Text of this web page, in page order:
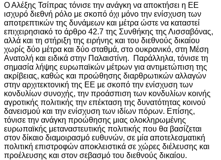
Ο Αλέξης Τσίπρας τόνισε την ανάγκη να αποκτήσει η ΕΕ
ισχυρό διεθνή ρόλο με σκοπό όχι μόνο την ενίσχυση των
αποτρεπτικών της δυνάμεων και μέτρα ώστε να καταστεί
επιχειρησιακό το άρθρο 42.7 της Συνθήκης της Λισσαβόνας,
αλλά και τη στήριξη της ειρήνης και του διεθνούς δικαίου
χωρίς δύο μέτρα και δύο σταθμά, στο ουκρανικό, στη Μέση
Ανατολή και ειδικά στην Παλαιστίνη. Παράλληλα, τόνισε τη
σημασία λήψης ευρωπαϊκών μέτρων για αντιμετώπιση της
ακρίβειας, καθώς και προώθησης διαρθρωτικών αλλαγών
στην αρχιτεκτονική της ΕΕ με σκοπό την ενίσχυση των
κονδυλίων συνοχής, την προάσπιση των κονδυλίων κοινής
αγροτικής πολιτικής την επέκταση της δυνατότητας κοινού
δανεισμού και την ενίσχυση των ιδίων πόρων. Επίσης,
τόνισε την ανάγκη προώθησης μιας ολοκληρωμένης
ευρωπαϊκής μεταναστευτικής πολιτικής που θα βασίζεται
στον δίκαιο διαμοιρασμό ευθυνών, σε μία αποτελεσματική
πολιτική επιστροφών αποκλειστικά σε χώρες διέλευσης και
προέλευσης και στον σεβασμό του διεθνούς δικαίου.